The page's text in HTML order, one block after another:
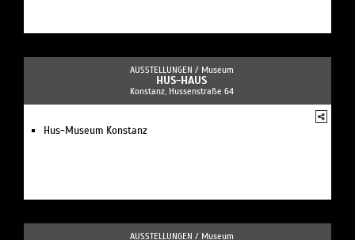
AUSSTELLUNGEN / Museum
HUS-HAUS
Konstanz, Hussenstraße 64
Hus-Museum Konstanz
AUSSTELLUNGEN / Museum